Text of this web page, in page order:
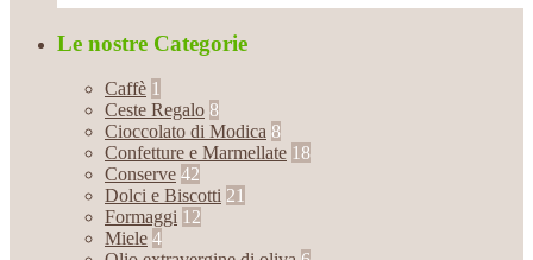
Le nostre Categorie
Caffè 1
Ceste Regalo 8
Cioccolato di Modica 8
Confetture e Marmellate 18
Conserve 42
Dolci e Biscotti 21
Formaggi 12
Miele 4